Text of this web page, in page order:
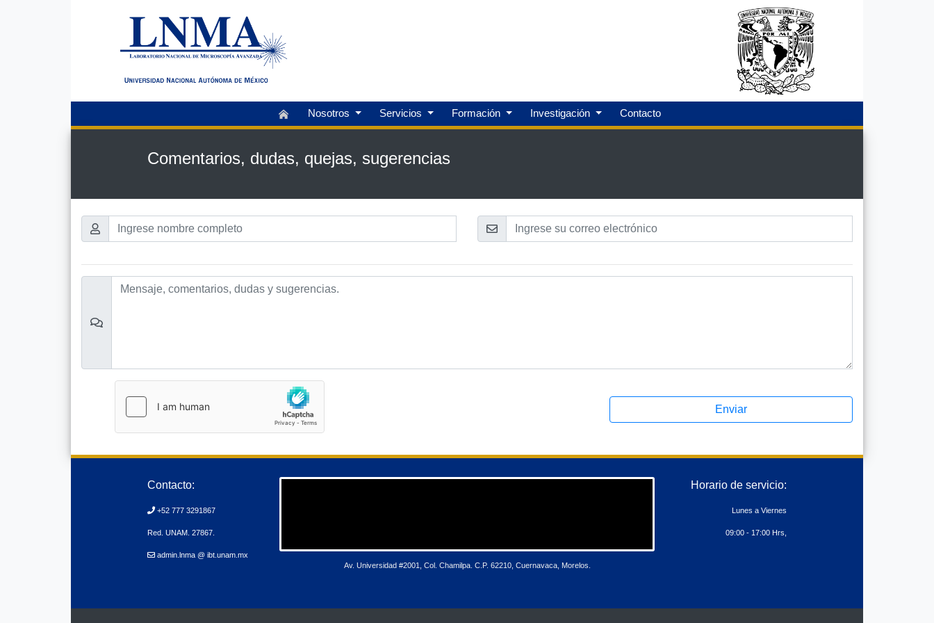
Nosotros Servicios Formación Investigación Contacto
Comentarios, dudas, quejas, sugerencias
Enviar
Contacto:
+52 777 3291867
Red. UNAM. 27867.
admin.lnma @ ibt.unam.mx
Av. Universidad #2001, Col. Chamilpa. C.P. 62210, Cuernavaca, Morelos.
Horario de servicio:
Lunes a Viernes
09:00 - 17:00 Hrs,